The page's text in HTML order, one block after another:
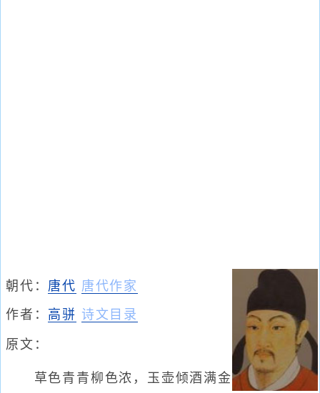
朝代： 唐代 唐代作家
作者： 高骈 诗文目录
原文：
草色青青柳色浓，玉壶倾酒满金